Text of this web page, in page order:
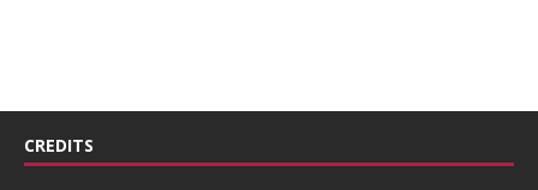
CREDITS